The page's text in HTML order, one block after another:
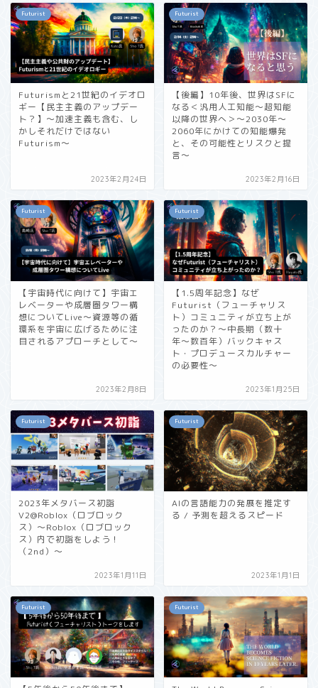
Futurist
Futurismと21世紀のイデオロ
ギー【民主主義のアップデー
ト？】〜加速主義も含む、し
かしそれだけではない
Futurism〜
2023年2月24日
Futurist
【後編】10年後、世界はSFに
なる＜汎用人工知能〜超知能
以降の世界へ＞〜2030年〜
2060年にかけての知能爆発
と、その可能性とリスクと提
言〜
2023年2月16日
Futurist
【宇宙時代に向けて】宇宙エ
レベーターや成層圏タワー構
想についてLive〜資源等の循
環系を宇宙に広げるために注
目されるアプローチとして〜
2023年2月8日
Futurist
【1.5周年記念】なぜ
Futurist（フューチャリス
ト）コミュニティが立ち上が
ったのか？〜中長期（数十
年〜数百年）バックキャス
ト・プロデュースカルチャー
の必要性〜
2023年1月25日
Futurist
2023年メタバース初詣
V2@Roblox（ロブロック
ス）〜Roblox（ロブロック
ス）内で初詣をしよう！
（2nd）〜
2023年1月11日
Futurist
AIの言語能力の発展を推定す
る / 予測を超えるスピード
2023年1月1日
Futurist Futurist